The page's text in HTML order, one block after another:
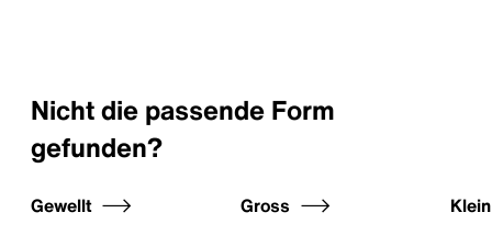
Nicht die passende Form
gefunden?
Gewellt Gross